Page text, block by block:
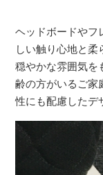
ヘッドボードやフ
しい触り心地と
穏やかな雰囲気を
齢の方がいるご家
性にも配慮したデ